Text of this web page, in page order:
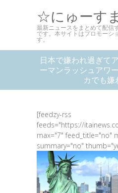
☆にゅーす
最新ニュースをまとめて配信
です。本サイトはプロモーシ
す。
日本で嫌われ過ぎて
ーマンラッシュアワ
カでも嫌
[feedzy-rss
feeds="https://
max="7" feed_title="no"
summary="no"